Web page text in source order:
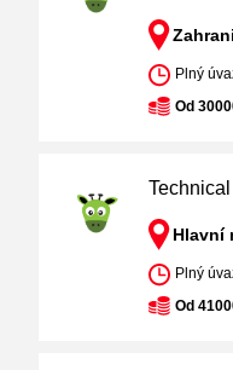
Plný
Od
Technical
Hlavní
Plný
Od